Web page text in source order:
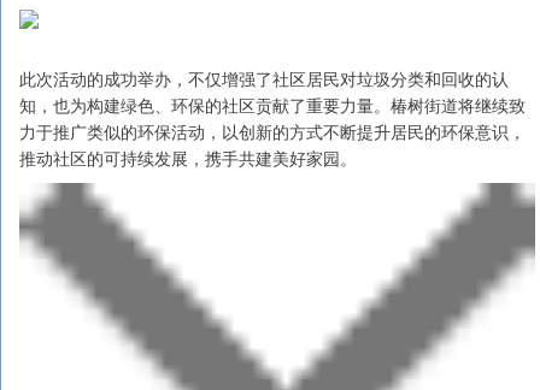
此次活动的成功举办，不仅增强了社区居民对垃圾分类和回收的认
知，也为构建绿色、环保的社区贡献了重要力量。椿树街道将继续致
力于推广类似的环保活动，以创新的方式不断提升居民的环保意识，
推动社区的可持续发展，携手共建美好家园。